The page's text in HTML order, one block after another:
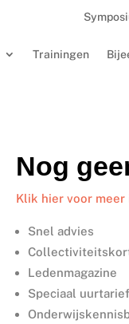
Trainingen
Nog
Klik hier voor meer
Snel advies
Ledenmagazine
Speciaal